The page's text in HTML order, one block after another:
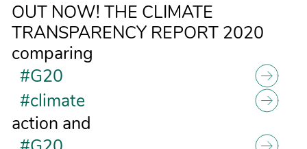
OUT NOW! THE CLIMATE
TRANSPARENCY REPORT 2020
comparing
#G20
#climate
action and